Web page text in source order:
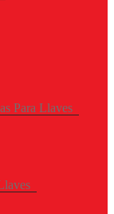
Para Llaves